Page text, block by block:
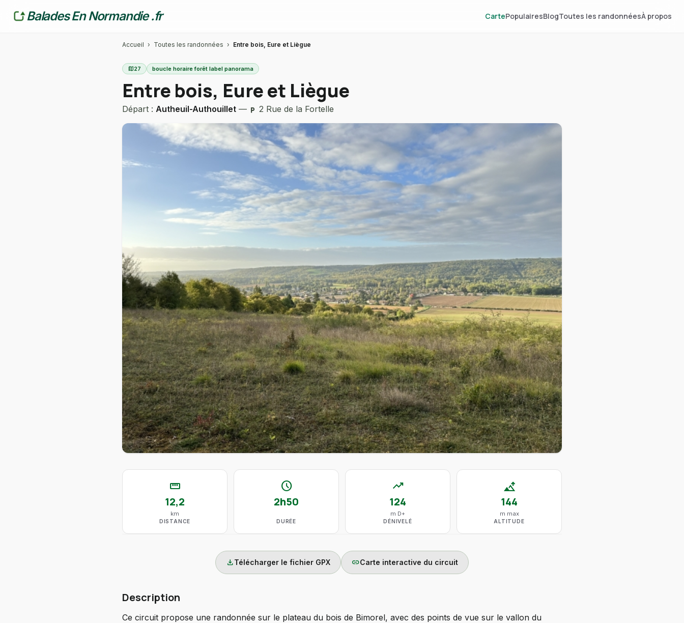
Balades En Normandie .fr CartePopulairesBlogToutes les randonnéesÀ propos
Accueil › Toutes les randonnées › Entre bois, Eure et Liègue
map27 boucle horaire forêt label panorama
Entre bois, Eure et Liègue
Départ : Autheuil-Authouillet — local_parking 2 Rue de la Fortelle
straighten
12,2
km
DISTANCE
schedule
2h50
DURÉE
trending_up
124
m D+
DÉNIVELÉ
altitude
144
m max
ALTITUDE
downloadTélécharger le fichier GPX linkCarte interactive du circuit
Description
Ce circuit propose une randonnée sur le plateau du bois de Bimorel, avec des points de vue sur le vallon du